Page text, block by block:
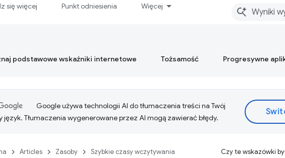
się więcej Punkt odniesienia Więcej
podstawowe wskaźniki internetowe Tożsamość Progresywne
Google używa technologii AI do tłumaczenia treści na Twój
język. Tłumaczenia wygenerowane przez AI mogą zawierać błędy.
Articles Zasoby Szybkie czasy wczytywania Czy te wskazówki